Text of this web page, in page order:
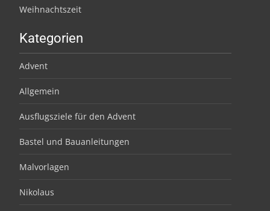
Weihnachtszeit
Kategorien
Advent
Allgemein
Ausflugsziele für den Advent
Bastel und Bauanleitungen
Malvorlagen
Nikolaus